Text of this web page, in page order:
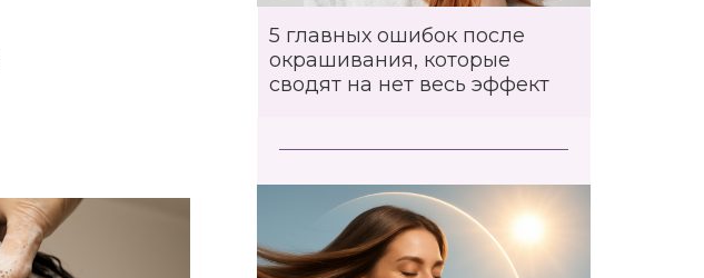
5 главных ошибок после
окрашивания, которые
сводят на нет весь эффект